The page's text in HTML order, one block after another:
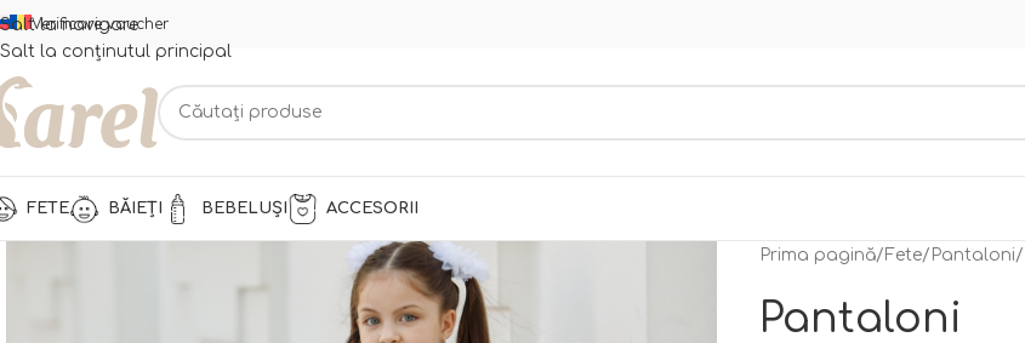
Salt la navigare
Salt la conținutul principal
Verificare voucher
FETE BĂIEȚI BEBELUȘI ACCESORII
Prima pagină/Fete/ Pantaloni/
Pantaloni